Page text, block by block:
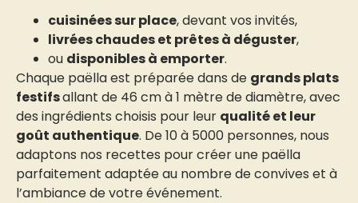
cuisinées sur place, devant vos invités,
livrées chaudes et prêtes à déguster,
ou disponibles à emporter.
Chaque paëlla est préparée dans de grands plats
festifsallant de 46 cm à 1 mètre de diamètre, avec
des ingrédients choisis pour leur qualité et leur
goût authentique. De 10 à 5000 personnes, nous
adaptons nos recettes pour créer une paëlla
parfaitement adaptée au nombre de convives et à
l’ambiance de votre événement.